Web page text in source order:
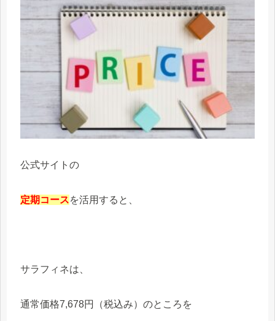
公式サイトの
定期コースを活用すると、
サラフィネは、
通常価格7,678円（税込み）のところを